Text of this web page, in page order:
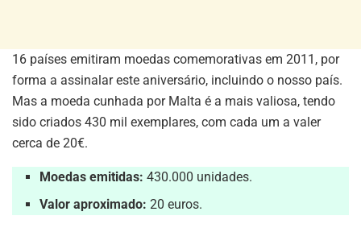
16 países emitiram moedas comemorativas em 2011, por
forma a assinalar este aniversário, incluindo o nosso país.
Mas a moeda cunhada por Malta é a mais valiosa, tendo
sido criados 430 mil exemplares, com cada um a valer
cerca de 20€.
Moedas emitidas: 430.000 unidades.
Valor aproximado: 20 euros.